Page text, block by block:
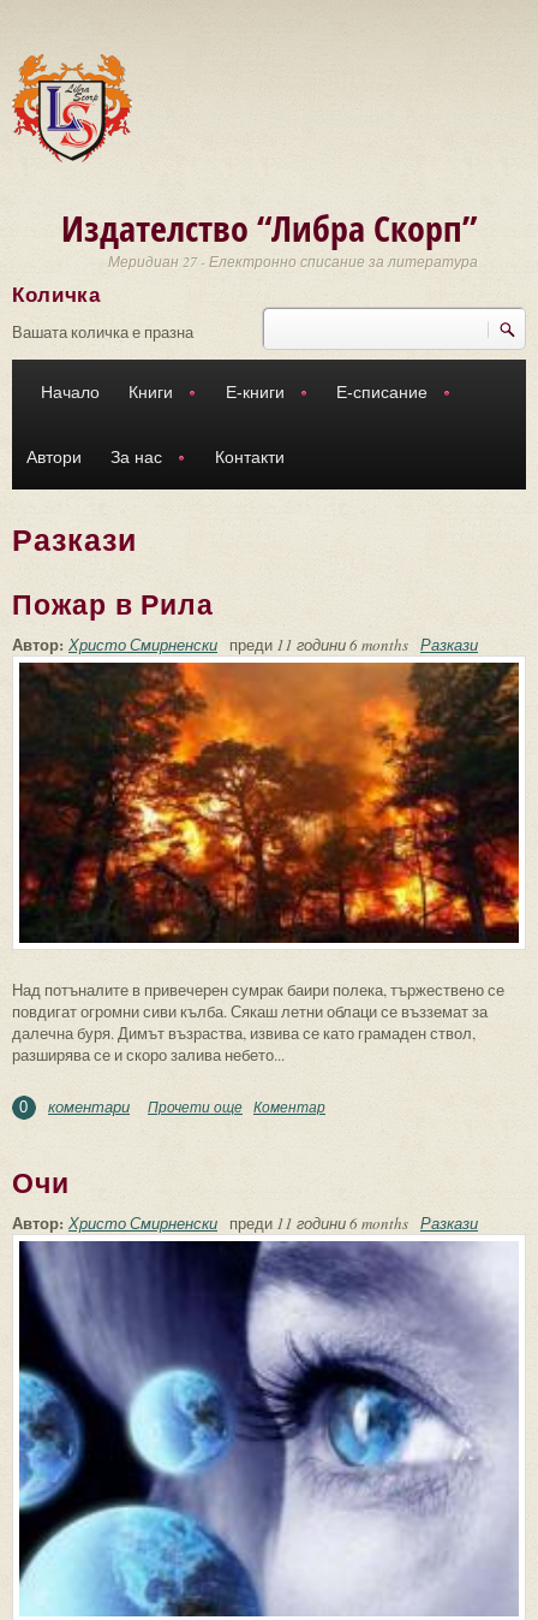
Издателство “Либра Скорп”
Меридиан 27 - Електронно списание за литература
Търси
Количка
Вашата количка е празна
Начало Книги Е-книги Е-списание
Автори За нас Контакти
Разкази
Пожар в Рила
Автор: Христо Смирненски преди 11 години 6 months Разкази
Над потъналите в привечерен сумрак баири полека, тържествено се
повдигат огромни сиви кълба. Сякаш летни облаци се възземат за
далечна буря. Димът възраства, извива се като грамаден ствол,
разширява се и скоро залива небето...
0 коментари Прочети още about Пожар в Рила
Коментар
Очи
Автор: Христо Смирненски преди 11 години 6 months Разкази